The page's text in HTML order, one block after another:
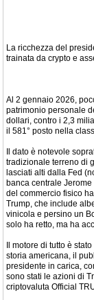
La ricchezza del
trainata da crypto e
Al 2 gennaio 2026,
patrimonio personale
dollari, contro i 2,3
il 581° posto nella
Il dato è notevole
tradizionale terreno di
lasciati alti dalla Fed
banca centrale
del commercio fisico
Trump, che include
vinicola e persino un
solo ha retto, ma ha
Il motore di tutto è
storia americana, il
presidente in carica,
sono stati le azioni di
criptovaluta Official